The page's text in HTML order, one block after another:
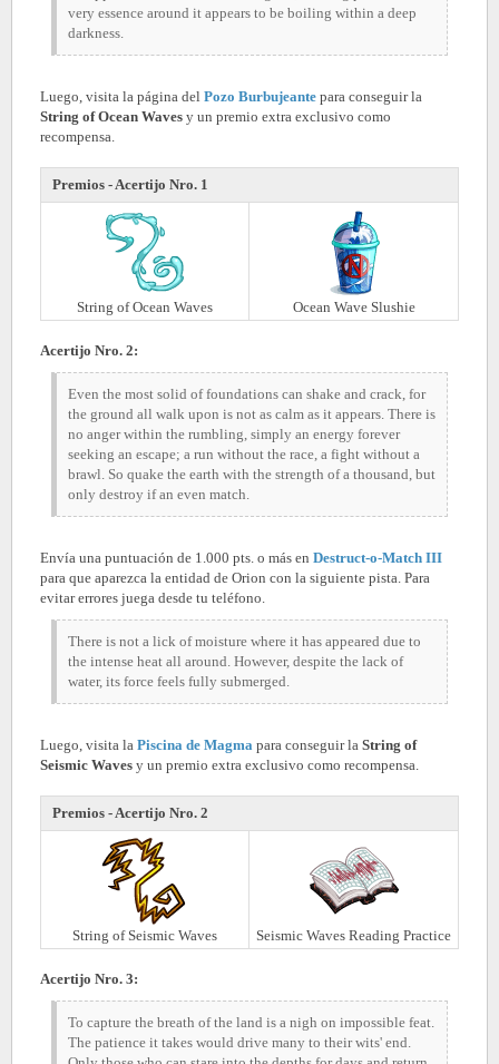
very essence around it appears to be boiling within a deep
darkness.
Luego, visita la página del Pozo Burbujeante para conseguir la
String of Ocean Waves y un premio extra exclusivo como
recompensa.
Premios - Acertijo Nro. 1
String of Ocean Waves Ocean Wave Slushie
Acertijo Nro. 2:
Even the most solid of foundations can shake and crack, for
the ground all walk upon is not as calm as it appears. There is
no anger within the rumbling, simply an energy forever
seeking an escape; a run without the race, a fight without a
brawl. So quake the earth with the strength of a thousand, but
only destroy if an even match.
Envía una puntuación de 1.000 pts. o más en Destruct-o-Match III
para que aparezca la entidad de Orion con la siguiente pista. Para
evitar errores juega desde tu teléfono.
There is not a lick of moisture where it has appeared due to
the intense heat all around. However, despite the lack of
water, its force feels fully submerged.
Luego, visita la Piscina de Magma para conseguir la String of
Seismic Waves y un premio extra exclusivo como recompensa.
Premios - Acertijo Nro. 2
String of Seismic Waves Seismic Waves Reading Practice
Acertijo Nro. 3:
To capture the breath of the land is a nigh on impossible feat.
The patience it takes would drive many to their wits' end.